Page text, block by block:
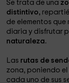
Se trata de una
distintivo,
de elementos
diaria y disfrutar
naturaleza.
Las rutas de
zona, poniendo el
cada uno de sus